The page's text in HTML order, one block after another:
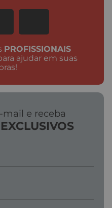
PROFISSIONAIS
ajudar em suas
mail e receba